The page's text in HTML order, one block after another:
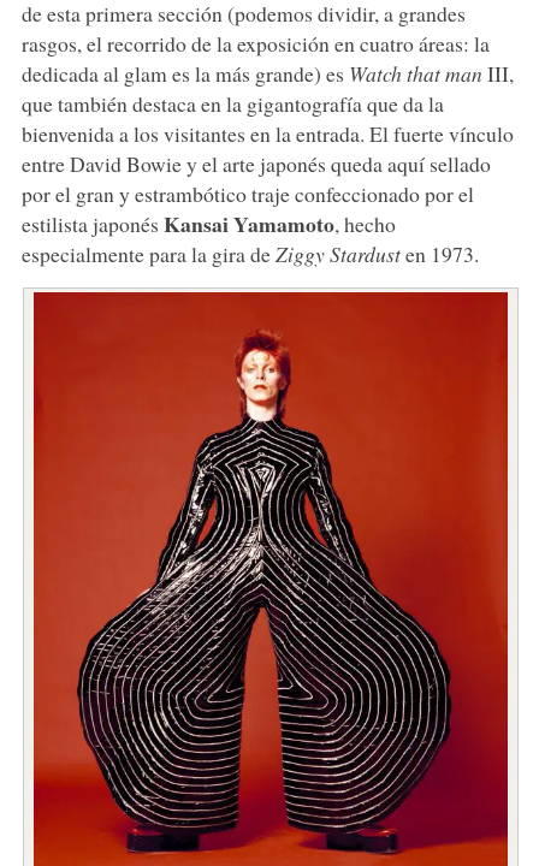
de esta primera sección (podemos dividir, a grandes
rasgos, el recorrido de la exposición en cuatro áreas: la
dedicada al glam es la más grande) es Watch that man III,
que también destaca en la gigantografía que da la
bienvenida a los visitantes en la entrada. El fuerte vínculo
entre David Bowie y el arte japonés queda aquí sellado
por el gran y estrambótico traje confeccionado por el
estilista japonés Kansai Yamamoto, hecho
especialmente para la gira deZiggy Stardusten 1973.